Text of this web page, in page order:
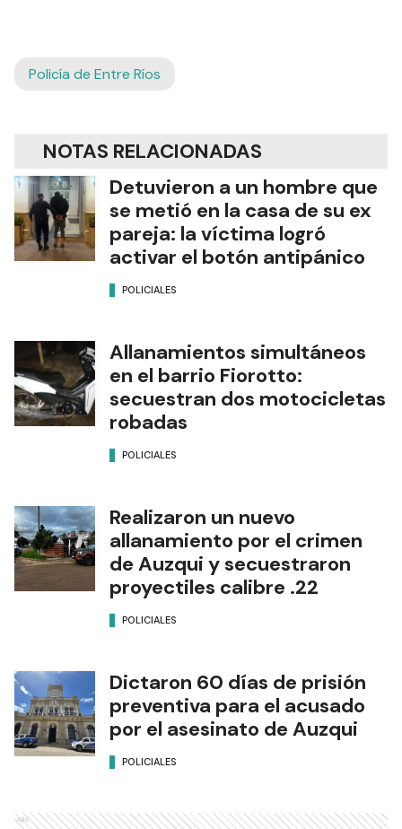
Policía de Entre Ríos
NOTAS RELACIONADAS
Detuvieron a un hombre que
se metió en la casa de su ex
pareja: la víctima logró
activar el botón antipánico
POLICIALES
Allanamientos simultáneos
en el barrio Fiorotto:
secuestran dos motocicletas
robadas
POLICIALES
Realizaron un nuevo
allanamiento por el crimen
de Auzqui y secuestraron
proyectiles calibre .22
POLICIALES
Dictaron 60 días de prisión
preventiva para el acusado
por el asesinato de Auzqui
POLICIALES
Ads